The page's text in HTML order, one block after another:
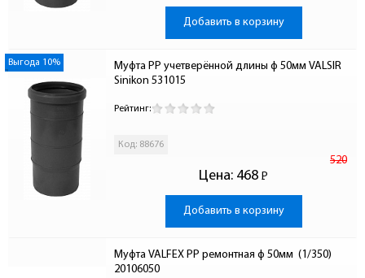
Добавить в корзину
Выгода 10%
Муфта PP учетверённой длины ф 50мм VALSIR
Sinikon 531015
Рейтинг:
Код: 88676
Цена:
520
468 Р
-
Добавить в корзину
Муфта VALFEX PP ремонтная ф 50мм  (1/350)
20106050